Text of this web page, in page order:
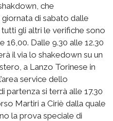
che
di sabato dalle
gli altri le verifiche sono
16,00. Dalle 9.30 alle 12.30
il via lo shakedown su un
a Lanzo Torinese in
service dello
partenza si terrà alle 17.30
Martiri a Ciriè dalla quale
la prova speciale di